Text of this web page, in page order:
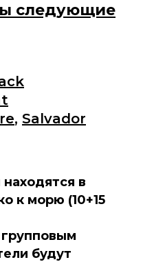
следующие
, Salvador
в
к морю (10+15
будут